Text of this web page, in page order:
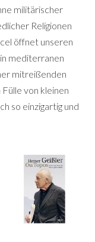
militärischer
Religionen
öffnet unseren
mediterranen
mitreißenden
von kleinen
so einzigartig und